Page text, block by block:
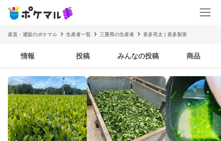
産直・通販のポケマル 生産者一覧 三重県の生産者 喜多亮太 | 喜多製茶
情報 投稿 みんなの投稿 商品